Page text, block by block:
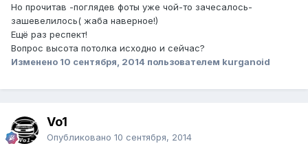
Но прочитав -поглядев фоты уже чой-то зачесалось-
зашевелилось( жаба наверное!)
Ещё раз респект!
Вопрос высота потолка исходно и сейчас?
Изменено 10 сентября, 2014 пользователем kurganoid
Vo1
Опубликовано 10 сентября, 2014